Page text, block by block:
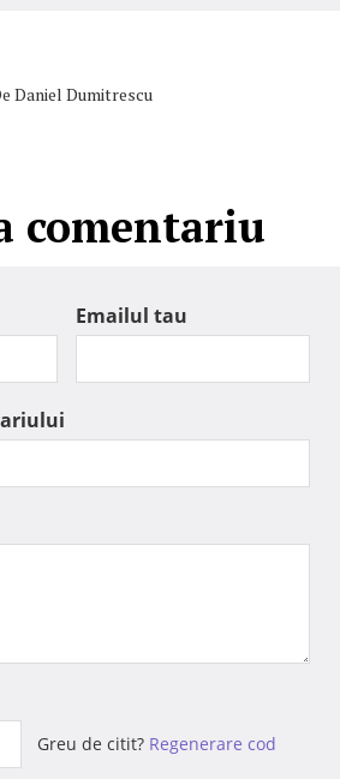
Daniel Dumitrescu
comentariu
Emailul tau
Greu de citit? Regenerare cod